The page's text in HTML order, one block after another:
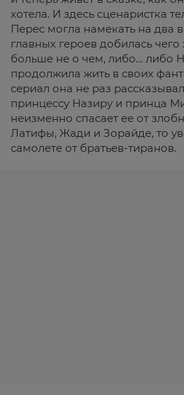
хотела. И здесь сценаристка
Перес могла намекать на два
главных героев добилась чего
больше не о чем, либо… либо
продолжила жить в своих
сериал она не раз
принцессу Назиру и принца
неизменно спасает ее от
Латифы, Жади и Зорайде, то
самолете от братьев-тиранов.